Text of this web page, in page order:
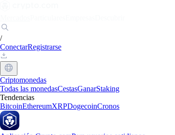
/
ConectarRegistrarse
Criptomonedas
Todas las monedasCestasGanarStaking
Tendencias
BitcoinEthereumXRPDogecoinCronos